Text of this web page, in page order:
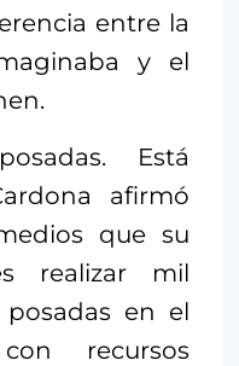
entre la
y el
Está
afirmó
que su
realizar mil
posadas en el
recursos